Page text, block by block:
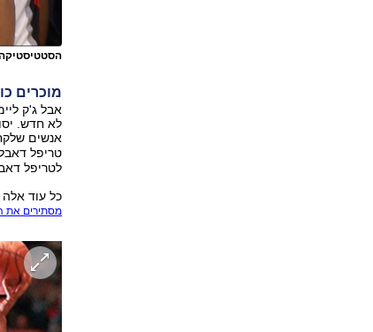
מוכרים
אבל ג'ק
אנשים
טריפל
לטריפל
כל עוד
מסתירים את